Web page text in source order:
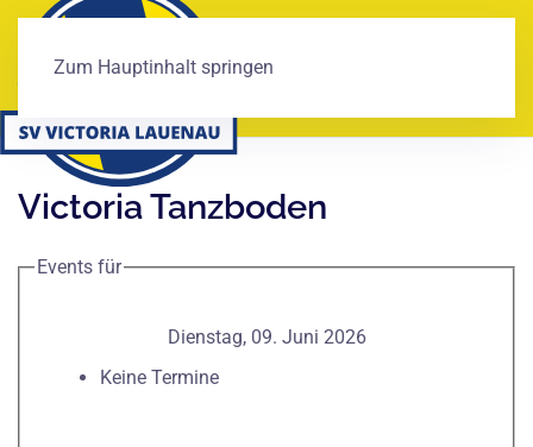
Zum Hauptinhalt springen
Victoria Tanzboden
Events für
Dienstag, 09. Juni 2026
Keine Termine